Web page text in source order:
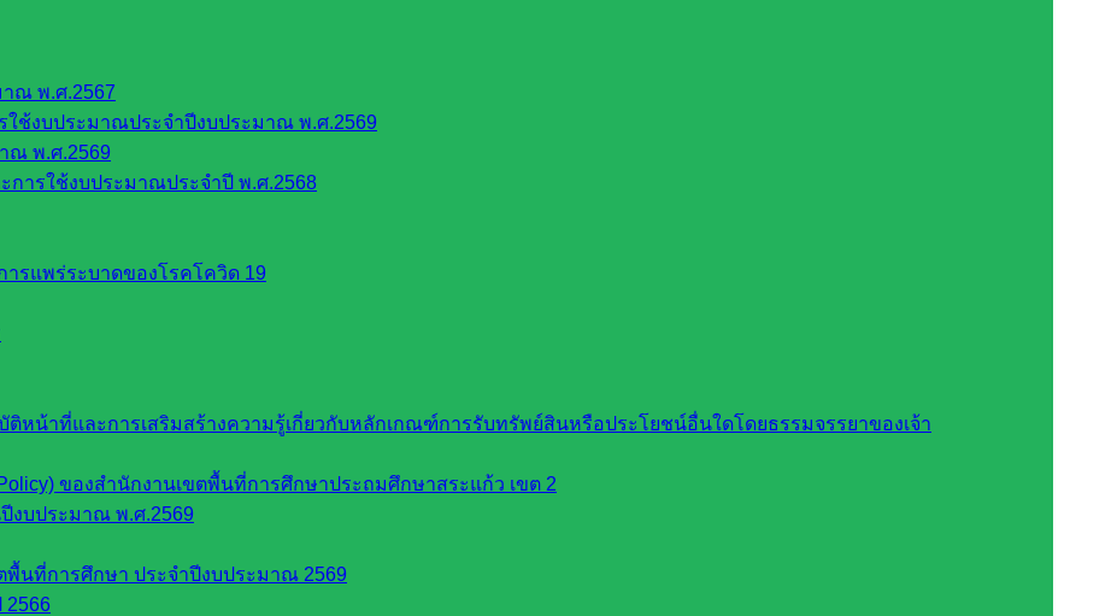
ณ พ.ศ.2567
ช้งบประมาณประจำปีงบประมาณ พ.ศ.2569
ณ พ.ศ.2569
ารใช้งบประมาณประจำปี พ.ศ.2568
รแพร่ระบาดของโรคโควิด 19
ติหน้าที่และการเสริมสร้างความรู้เกี่ยวกับหลักเกณฑ์การรับทรัพย์สินหรือประโยชน์อื่นใดโดยธรรมจรรยาของเจ้า
ของสำนักงานเขตพื้นที่การศึกษาประถมศึกษาสระแก้ว เขต 2
งบประมาณ พ.ศ.2569
พื้นที่การศึกษา ประจำปีงบประมาณ 2569
2566